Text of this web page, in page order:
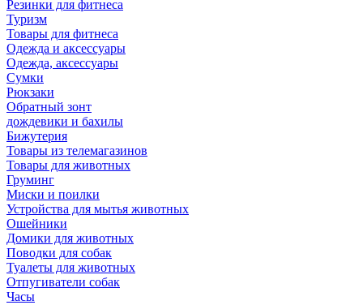
Резинки для фитнеса
Туризм
Товары для фитнеса
Одежда и аксессуары
Одежда, аксессуары
Сумки
Рюкзаки
Обратный зонт
дождевики и бахилы
Бижутерия
Товары из телемагазинов
Товары для животных
Груминг
Миски и поилки
Устройства для мытья животных
Ошейники
Домики для животных
Поводки для собак
Туалеты для животных
Отпугиватели собак
Часы